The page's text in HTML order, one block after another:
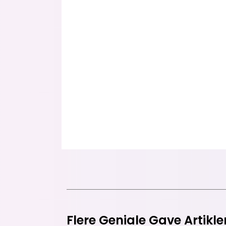
Flere Geniale Gave